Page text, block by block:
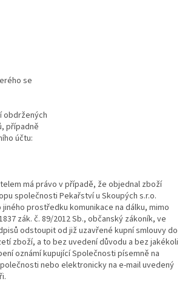
se
obdržených
případně
účtu:
má právo v případě, že objednal zboží
společnosti Pekařství u Skoupých s.r.o.
jiného prostředku komunikace na dálku, mimo
zák. č. 89/2012 Sb., občanský zákoník, ve
odstoupit od již uzavřené kupní smlouvy do
zboží, a to bez uvedení důvodu a bez jakékoli
oznámí kupující Společnosti písemně na
nebo elektronicky na e-mail uvedený